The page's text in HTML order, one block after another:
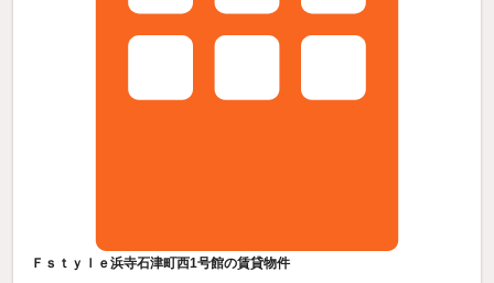
Ｆｓｔｙｌｅ浜寺石津町西1号館の賃貸物件